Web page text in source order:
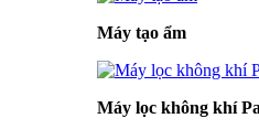
Máy tạo ẩm
Máy lọc không khí